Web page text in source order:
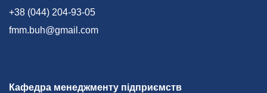
+38 (044) 204-93-05
fmm.buh@gmail.com
Кафедра менеджменту підприємств